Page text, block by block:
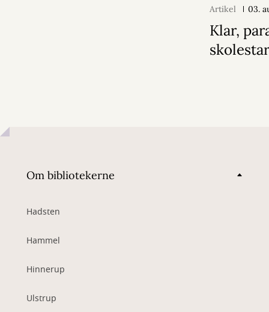
Artikel 03.
Klar,
Om bibliotekerne
Hadsten
Hammel
Hinnerup
Ulstrup